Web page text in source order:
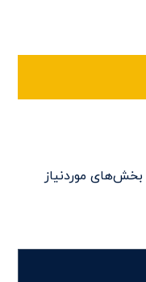
بخش‌های موردنیاز